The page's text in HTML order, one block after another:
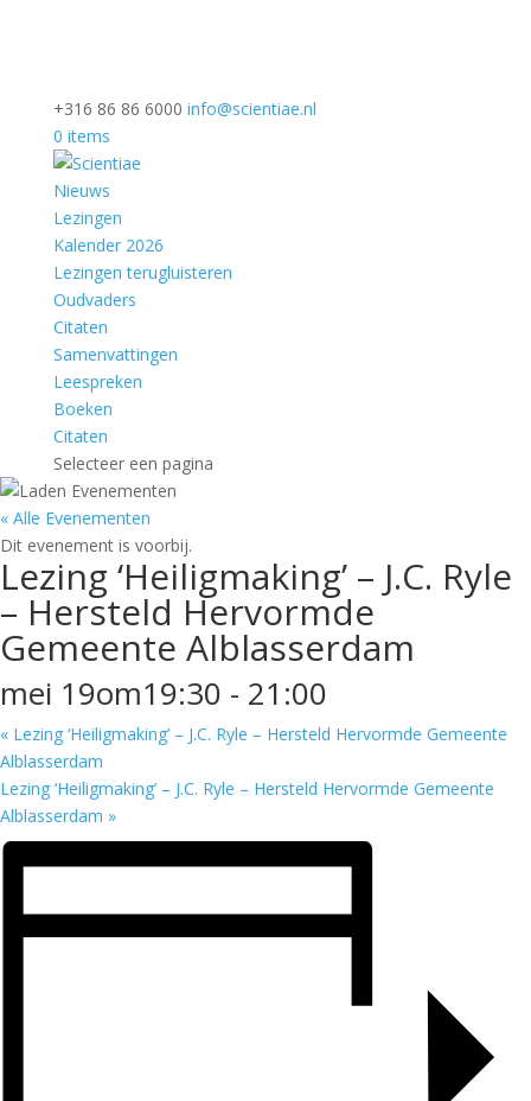
+316 86 86 6000 info@scientiae.nl
0 items
Nieuws
Lezingen
Kalender 2026
Lezingen terugluisteren
Oudvaders
Citaten
Samenvattingen
Leespreken
Boeken
Citaten
Selecteer een pagina
« Alle Evenementen
Dit evenement is voorbij.
Lezing ‘Heiligmaking’ – J.C. Ryle
– Hersteld Hervormde
Gemeente Alblasserdam
mei 19om19:30 - 21:00
« Lezing ‘Heiligmaking’ – J.C. Ryle – Hersteld Hervormde Gemeente
Alblasserdam
Lezing ‘Heiligmaking’ – J.C. Ryle – Hersteld Hervormde Gemeente
Alblasserdam »